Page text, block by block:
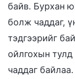
байв. Бурхан
болж чаддаг,
тэдгээрийг
ойлгохын
чаддаг